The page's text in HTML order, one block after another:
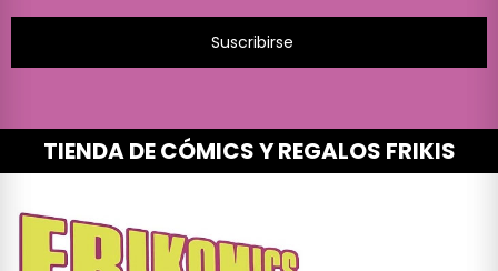
Suscribirse
TIENDA DE CÓMICS Y REGALOS FRIKIS